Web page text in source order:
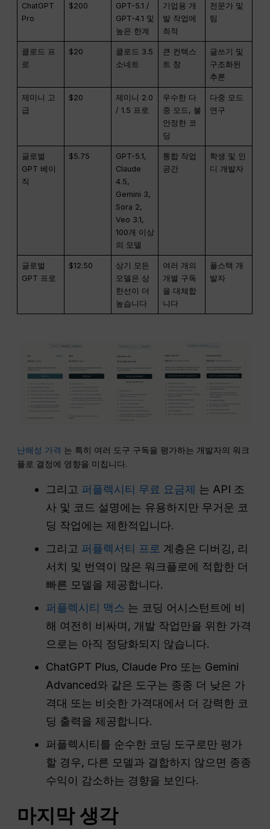
ChatGPT
Pro
$200
GPT-5.1 /
GPT-4.1 및
높은 한계
기업용 개
발 작업에
최적
전문가 및
팀
클로드 프
로
$20
클로드 3.5
소네트
큰 컨텍스
트 창
글쓰기 및
구조화된
추론
제미니 고
급
$20
제미니 2.0
/ 1.5 프로
우수한 다
중 모드, 불
안정한 코
딩
다중 모드
연구
글로벌
GPT 베이
직
$5.75
GPT-5.1,
Claude
4.5,
Gemini 3,
Sora 2,
Veo 3.1,
100개 이상
의 모델
통합 작업
공간
학생 및 인
디 개발자
글로벌
GPT 프로
$12.50
상기 모든
모델은 상
한선이 더
높습니다
여러 개의
개별 구독
을 대체합
니다
풀스택 개
발자
난해성 가격 는 특히 여러 도구 구독을 평가하는 개발자의 워크
플로 결정에 영향을 미칩니다.
그리고 퍼플렉시티 무료 요금제 는 API 조
사 및 코드 설명에는 유용하지만 무거운 코
딩 작업에는 제한적입니다.
그리고 퍼플렉서티 프로 계층은 디버깅, 리
서치 및 번역이 많은 워크플로에 적합한 더
빠른 모델을 제공합니다.
퍼플렉시티 맥스 는 코딩 어시스턴트에 비
해 여전히 비싸며, 개발 작업만을 위한 가격
으로는 아직 정당화되지 않습니다.
ChatGPT Plus, Claude Pro 또는 Gemini
Advanced와 같은 도구는 종종 더 낮은 가
격대 또는 비슷한 가격대에서 더 강력한 코
딩 출력을 제공합니다.
퍼플렉시티를 순수한 코딩 도구로만 평가
할 경우, 다른 모델과 결합하지 않으면 종종
수익이 감소하는 경향을 보인다.
마지막 생각